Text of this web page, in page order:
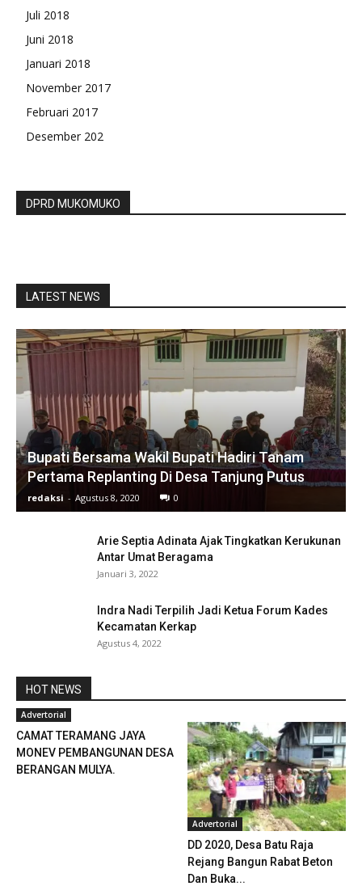
Juli 2018
Juni 2018
Januari 2018
November 2017
Februari 2017
Desember 202
DPRD MUKOMUKO
LATEST NEWS
Bupati Bersama Wakil Bupati Hadiri Tanam
Pertama Replanting Di Desa Tanjung Putus
redaksi - Agustus 8, 2020 0
Arie Septia Adinata Ajak Tingkatkan Kerukunan
Antar Umat Beragama
Januari 3, 2022
Indra Nadi Terpilih Jadi Ketua Forum Kades
Kecamatan Kerkap
Agustus 4, 2022
HOT NEWS
Advertorial
CAMAT TERAMANG JAYA
MONEV PEMBANGUNAN DESA
BERANGAN MULYA.
Advertorial
DD 2020, Desa Batu Raja
Rejang Bangun Rabat Beton
Dan Buka...